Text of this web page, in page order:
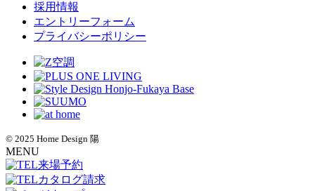
採用情報
エントリーフォーム
プライバシーポリシー
© 2025 Home Design 陽
MENU
来場予約
カタログ請求